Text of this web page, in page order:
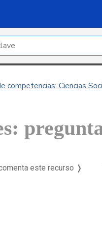
palabra clave
competencias: Ciencias
este recurso ❭